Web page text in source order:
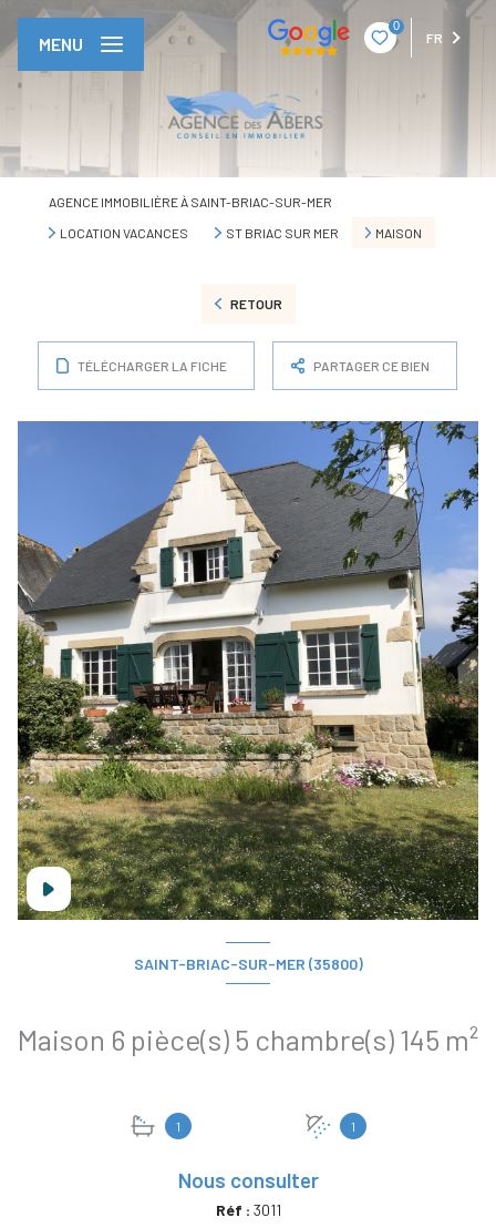
0
FR
MENU
AGENCE IMMOBILIÈRE À SAINT-BRIAC-SUR-MER
LOCATION VACANCES
ST BRIAC SUR MER MAISON
RETOUR
TÉLÉCHARGER LA FICHE PARTAGER CE BIEN
SAINT-BRIAC-SUR-MER (35800)
Maison 6 pièce(s) 5 chambre(s) 145 m²
1 1
Nous consulter
Réf : 3011